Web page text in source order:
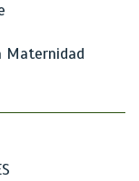
Maternidad